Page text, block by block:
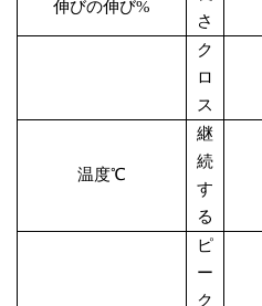
伸びの伸び%
さ
ク
ロ
ス
温度℃
継
続
す
る
ピ
ー
ク